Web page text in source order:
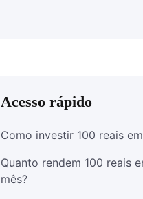
Acesso rápido
Como investir 100 reais
Quanto rendem 100 reais
mês?